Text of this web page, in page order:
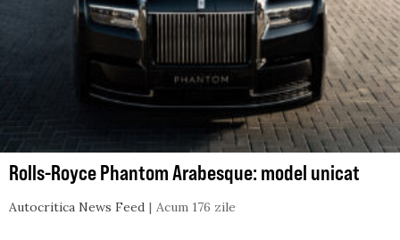
Rolls-Royce Phantom Arabesque: model unicat
Autocritica News Feed Acum 176 zile